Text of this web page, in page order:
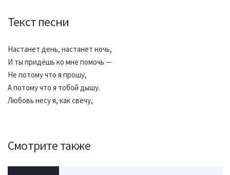
Текст песни
Настанет день, настанет ночь,
И ты придёшь ко мне помочь —
Не потому что я прошу,
А потому что я тобой дышу.
Любовь несу я, как свечу,
Смотрите также